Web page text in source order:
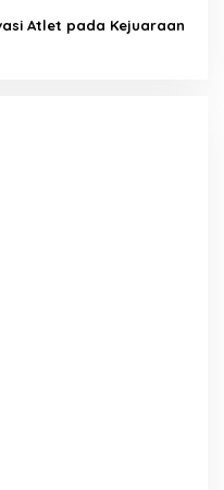
Atlet pada Kejuaraan